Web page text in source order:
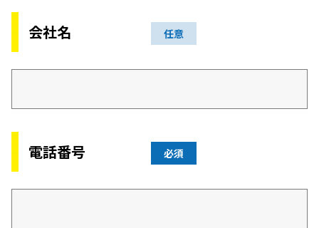
会社名 任意
電話番号 必須